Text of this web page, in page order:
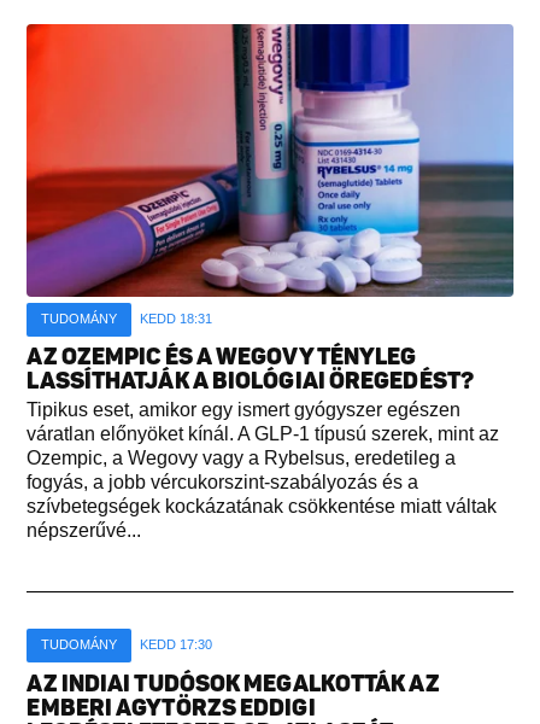
TUDOMÁNY KEDD 18:31
AZ OZEMPIC ÉS A WEGOVY TÉNYLEG
LASSÍTHATJÁK A BIOLÓGIAI ÖREGEDÉST?
Tipikus eset, amikor egy ismert gyógyszer egészen
váratlan előnyöket kínál. A GLP-1 típusú szerek, mint az
Ozempic, a Wegovy vagy a Rybelsus, eredetileg a
fogyás, a jobb vércukorszint-szabályozás és a
szívbetegségek kockázatának csökkentése miatt váltak
népszerűvé...
TUDOMÁNY KEDD 17:30
AZ INDIAI TUDÓSOK MEGALKOTTÁK AZ
EMBERI AGYTÖRZS EDDIGI